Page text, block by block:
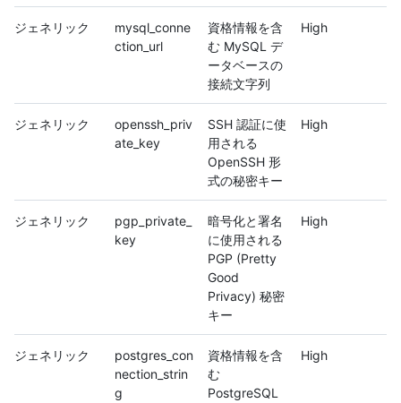
ジェネリック
mysql_conne
ction_url
資格情報を含
む MySQL デ
ータベースの
接続文字列
High
ジェネリック
openssh_priv
ate_key
SSH 認証に使
用される
OpenSSH 形
式の秘密キー
High
ジェネリック
pgp_private_
key
暗号化と署名
に使用される
PGP (Pretty
Good
Privacy) 秘密
キー
High
ジェネリック
postgres_con
nection_strin
g
資格情報を含
む
PostgreSQL
High